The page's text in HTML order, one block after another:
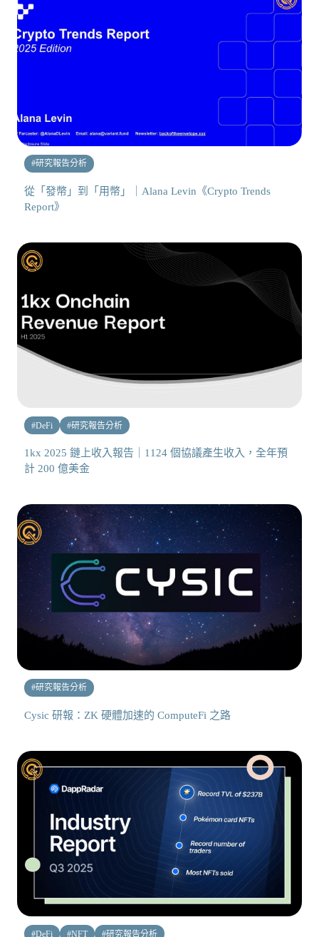
#研究報告分析
從「發幣」到「用幣」｜Alana Levin《Crypto Trends
Report》
#DeFi #研究報告分析
1kx 2025 鏈上收入報告｜1124 個協議產生收入，全年預
計 200 億美金
#研究報告分析
Cysic 研報：ZK 硬體加速的 ComputeFi 之路
#DeFi #NFT #研究報告分析